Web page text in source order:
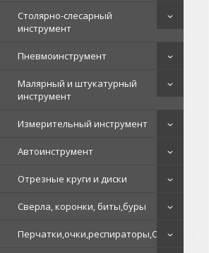
Столярно-слесарный
инструмент
Пневмоинструмент
Малярный и штукатурный
инструмент
Измерительный инструмент
Автоинструмент
Отрезные круги и диски
Сверла, коронки, биты,буры
Перчатки,очки,респираторы,СИЗ